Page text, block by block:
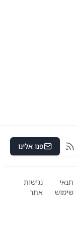
RSS פנו אלינו
תנאי
שימוש
נגישות
אתר